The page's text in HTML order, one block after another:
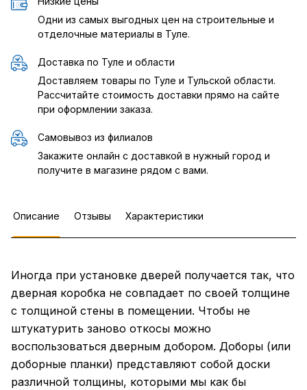
Одни из самых выгодных цен на строительные и
отделочные материалы в Туле.
Доставка по Туле и области
Доставляем товары по Туле и Тульской области.
Рассчитайте стоимость доставки прямо на сайте
при оформлении заказа.
Самовывоз из филиалов
Закажите онлайн с доставкой в нужный город и
получите в магазине рядом с вами.
Описание Отзывы Характеристики
Иногда при установке дверей получается так, что
дверная коробка не совпадает по своей толщине
с толщиной стены в помещении. Чтобы не
штукатурить заново откосы можно
воспользоваться дверным добором. Доборы (или
доборные планки) представляют собой доски
различной толщины, которыми мы как бы